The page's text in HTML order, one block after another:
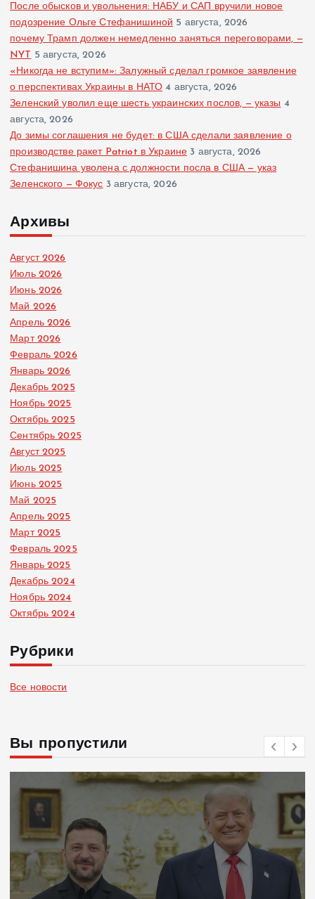
После обысков и увольнения: НАБУ и САП вручили новое
подозрение Ольге Стефанишиной 5 августа, 2026
почему Трамп должен немедленно заняться переговорами, —
NYT 5 августа, 2026
«Никогда не вступим»: Залужный сделал громкое заявление
о перспективах Украины в НАТО 4 августа, 2026
Зеленский уволил еще шесть украинских послов, — указы 4
августа, 2026
До зимы соглашения не будет: в США сделали заявление о
производстве ракет Patriot в Украине 3 августа, 2026
Стефанишина уволена с должности посла в США — указ
Зеленского — Фокус 3 августа, 2026
Архивы
Август 2026
Июль 2026
Июнь 2026
Май 2026
Апрель 2026
Март 2026
Февраль 2026
Январь 2026
Декабрь 2025
Ноябрь 2025
Октябрь 2025
Сентябрь 2025
Август 2025
Июль 2025
Июнь 2025
Май 2025
Апрель 2025
Март 2025
Февраль 2025
Январь 2025
Декабрь 2024
Ноябрь 2024
Октябрь 2024
Рубрики
Все новости
Вы пропустили